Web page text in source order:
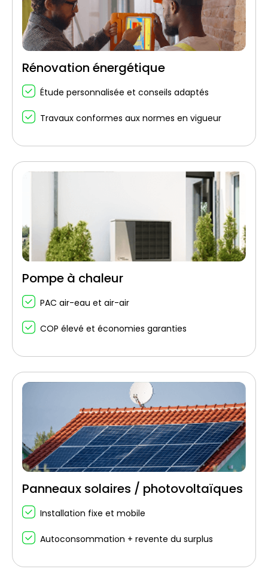
Rénovation énergétique
Étude personnalisée et conseils adaptés
Travaux conformes aux normes en vigueur
Pompe à chaleur
PAC air-eau et air-air
COP élevé et économies garanties
Panneaux solaires / photovoltaïques
Installation fixe et mobile
Autoconsommation + revente du surplus